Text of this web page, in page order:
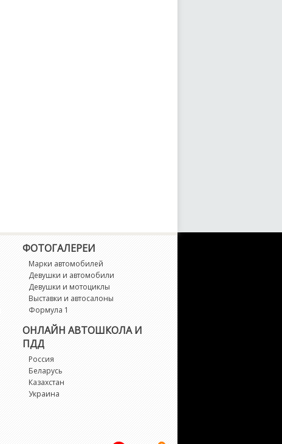
ФОТОГАЛЕРЕИ
Марки автомобилей
Девушки и автомобили
Девушки и мотоциклы
Выставки и автосалоны
Формула 1
ОНЛАЙН АВТОШКОЛА И
ПДД
Россия
Беларусь
Казахстан
Украина